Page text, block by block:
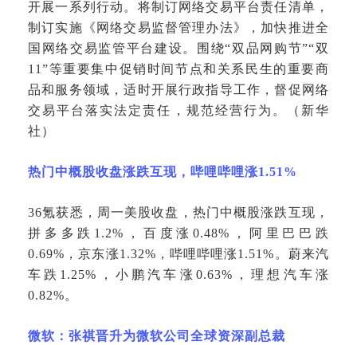
开展一系列行动。将制订网络交易平台责任清单，
制订实施《网络交易监督管理办法》，加快推进全
国网络交易监管平台建设。围绕“双品网购节”“双
11”等重要集中促销时间节点和关系民生的重要商
品和服务领域，适时开展行政指导工作，督促网络
交易平台落实法定责任，规范经营行为。（新华
社）
热门中概股收盘涨跌互现，哔哩哔哩涨1.51%
36氪获悉，周一美股收盘，热门中概股涨跌互现，
拼多多跌1.2%，百度涨0.48%，阿里巴巴跌
0.69%，京东涨1.32%，哔哩哔哩涨1.51%。蔚来汽
车跌1.25%，小鹏汽车涨0.63%，理想汽车涨
0.82%。
微软：张祺晋升为微软公司全球资深副总裁